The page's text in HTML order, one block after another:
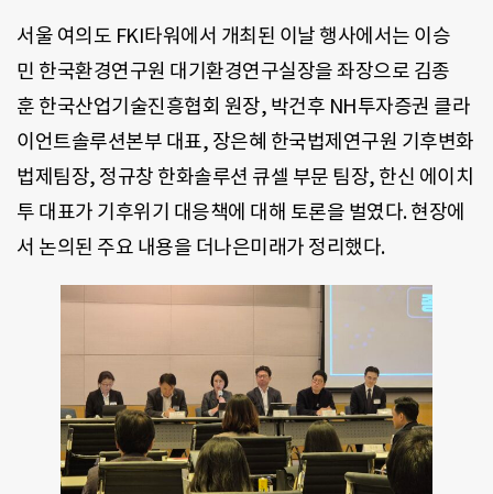
서울 여의도 FKI타워에서 개최된 이날 행사에서는 이승
민 한국환경연구원 대기환경연구실장을 좌장으로 김종
훈 한국산업기술진흥협회 원장, 박건후 NH투자증권 클라
이언트솔루션본부 대표, 장은혜 한국법제연구원 기후변화
법제팀장, 정규창 한화솔루션 큐셀 부문 팀장, 한신 에이치
투 대표가 기후위기 대응책에 대해 토론을 벌였다. 현장에
서 논의된 주요 내용을 더나은미래가 정리했다.